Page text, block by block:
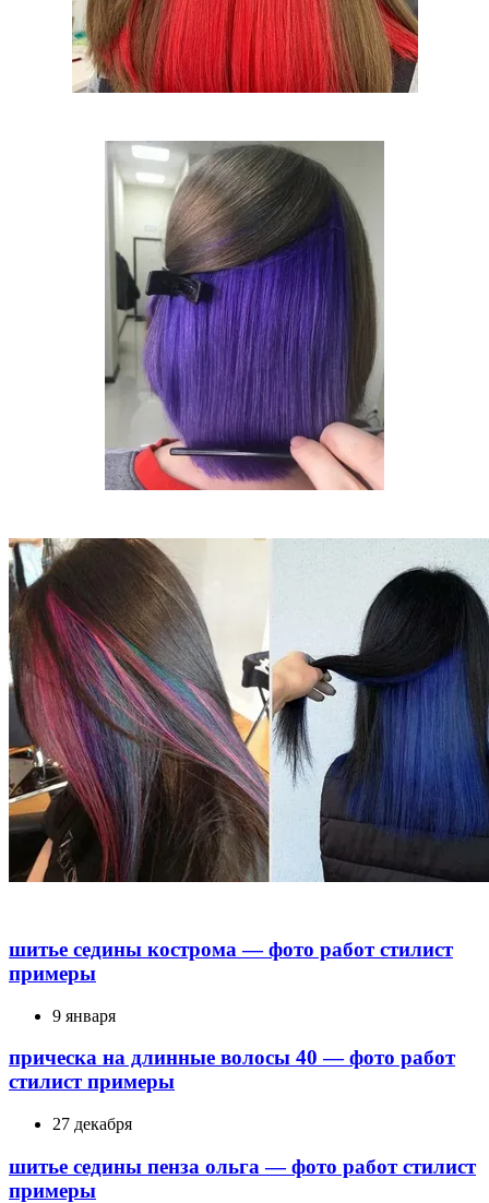
шитье седины кострома — фото работ стилист
примеры
9 января
прическа на длинные волосы 40 — фото работ
стилист примеры
27 декабря
шитье седины пенза ольга — фото работ стилист
примеры